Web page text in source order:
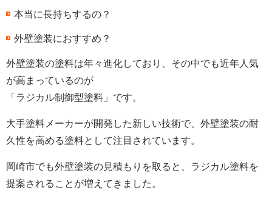
本当に長持ちするの？
外壁塗装におすすめ？
外壁塗装の塗料は年々進化しており、その中でも近年人気
が高まっているのが
「ラジカル制御型塗料」です。
大手塗料メーカーが開発した新しい技術で、外壁塗装の耐
久性を高める塗料として注目されています。
岡崎市でも外壁塗装の見積もりを取ると、ラジカル塗料を
提案されることが増えてきました。